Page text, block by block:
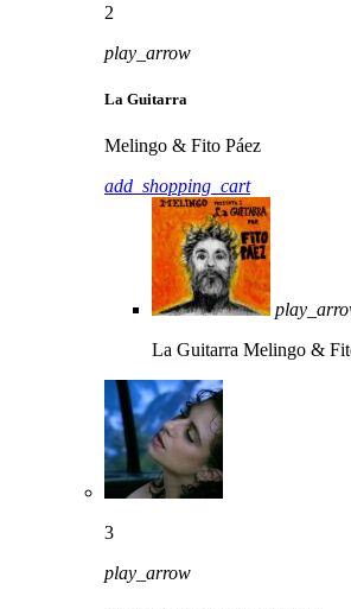
2
play_arrow
La Guitarra
Melingo & Fito Páez
add_shopping_cart
La Guitarra Melingo &
3
play_arrow